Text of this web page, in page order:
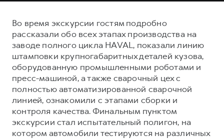
Во время экскурсии гостям подробно
рассказали обо всех этапах производства на
заводе полного цикла HAVAL, показали линию
штамповки крупногабаритных деталей кузова,
оборудованную промышленными роботами и
пресс-машиной, а также сварочный цех с
полностью автоматизированной сварочной
линией, ознакомили с этапами сборки и
контроля качества. Финальным пунктом
экскурсии стал испытательный полигон, на
котором автомобили тестируются на различных